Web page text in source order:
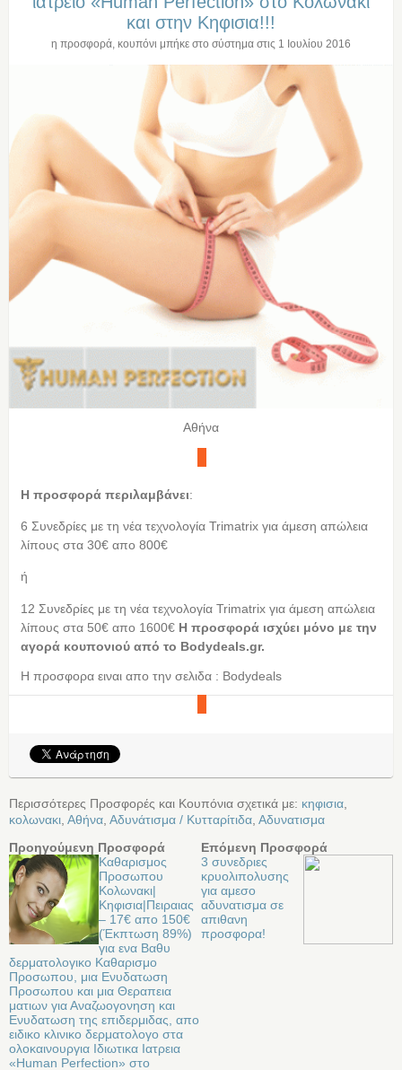
και στην Κηφισια!!!
η προσφορά, κουπόνι μπήκε στο σύστημα στις 1 Ιουλίου 2016
Αθήνα
Η προσφορά περιλαμβάνει:
6 Συνεδρίες με τη νέα τεχνολογία Trimatrix για άμεση απώλεια
λίπους στα 30€ απο 800€
ή
12 Συνεδρίες με τη νέα τεχνολογία Trimatrix για άμεση απώλεια
λίπους στα 50€ απο 1600€ Η προσφορά ισχύει μόνο με την
αγορά κουπονιού από τo Bodydeals.gr.
Η προσφορα ειναι απο την σελιδα : Bodydeals
Περισσότερες Προσφορές και Κουπόνια σχετικά με: κηφισια
κολωνακι Αθήνα Αδυνάτισμα / Κυτταρίτιδα Αδυνατισμα
Προηγούμενη Προσφορά
Kαθαρισμος
Προσωπου
Κολωνακι|
Κηφισια|Πειραιας
– 17€ απο 150€
(Έκπτωση 89%)
για ενα Bαθυ
δερματολογικο Καθαρισμο
Προσωπου, μια Ενυδατωση
Προσωπου και μια Θεραπεια
ματιων για Αναζωογονηση και
Ενυδατωση της επιδερμιδας, απο
ειδικο κλινικο δερματολογο στα
ολοκαινουργια Ιδιωτικα Ιατρεια
«Human Perfection» στo
Επόμενη Προσφορά
3 συνεδριες
κρυολιπολυσης
για αμεσο
αδυνατισμα σε
απιθανη
προσφορα!